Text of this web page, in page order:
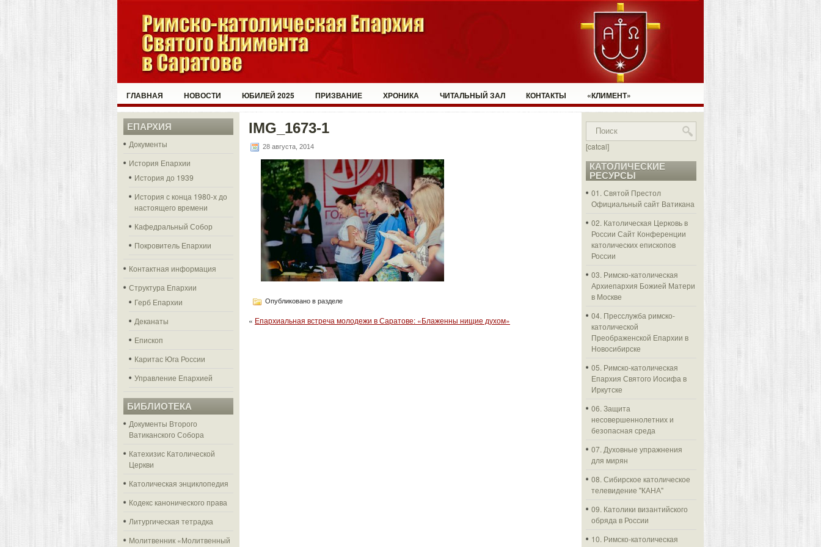
ГЛАВНАЯ НОВОСТИ ЮБИЛЕЙ 2025 ПРИЗВАНИЕ ХРОНИКА ЧИТАЛЬНЫЙ ЗАЛ КОНТАКТЫ «КЛИМЕНТ»
ЕПАРХИЯ
Документы
История Епархии
История до 1939
История с конца 1980-х до
настоящего времени
Кафедральный Собор
Покровитель Епархии
Контактная информация
Структура Епархии
Герб Епархии
Деканаты
Епископ
Каритас Юга России
Управление Епархией
БИБЛИОТЕКА
Документы Второго
Ватиканского Собора
Катехизис Католической
Церкви
Католическая энциклопедия
Кодекс канонического права
Литургическая тетрадка
Молитвенник «Молитвенный
IMG_1673-1
28 августа, 2014
Опубликовано в разделе
« Епархиальная встреча молодежи в Саратове: «Блаженны нищие духом»
[catcal]
КАТОЛИЧЕСКИЕ
РЕСУРСЫ
01. Святой Престол
Официальный сайт Ватикана
02. Католическая Церковь в
России Сайт Конференции
католических епископов
России
03. Римско-католическая
Архиепархия Божией Матери
в Москве
04. Пресслужба римско-
католической
Преображенской Епархии в
Новосибирске
05. Римско-католическая
Епархия Святого Иосифа в
Иркутске
06. Защита
несовершеннолетних и
безопасная среда
07. Духовные упражнения
для мирян
08. Сибирское католическое
телевидение "КАНА"
09. Католики византийского
обряда в России
10. Римско-католическая